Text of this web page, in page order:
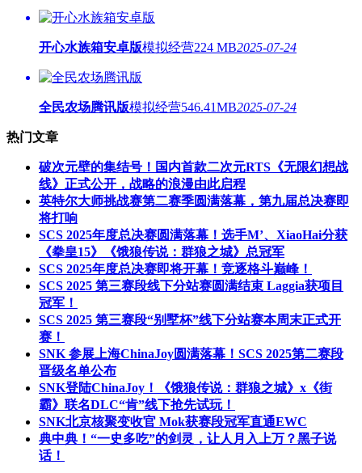
开心水族箱安卓版模拟经营224 MB2025-07-24
全民农场腾讯版模拟经营546.41MB2025-07-24
热门文章
破次元壁的集结号！国内首款二次元RTS《无限幻想战
线》正式公开，战略的浪漫由此启程
英特尔大师挑战赛第二赛季圆满落幕，第九届总决赛即
将打响
SCS 2025年度总决赛圆满落幕！选手M’、XiaoHai分获
《拳皇15》《饿狼传说：群狼之城》总冠军
SCS 2025年度总决赛即将开幕！竞逐格斗巅峰！
SCS 2025 第三赛段线下分站赛圆满结束 Laggia获项目
冠军！
SCS 2025 第三赛段“别墅杯”线下分站赛本周末正式开
赛！
SNK 参展上海ChinaJoy圆满落幕！SCS 2025第二赛段
晋级名单公布
SNK登陆ChinaJoy！《饿狼传说：群狼之城》x《街
霸》联名DLC“肯”线下抢先试玩！
SNK北京核聚变收官 Mok获赛段冠军直通EWC
典中典！“一史多吃”的剑灵，让人月入上万？黑子说
话！